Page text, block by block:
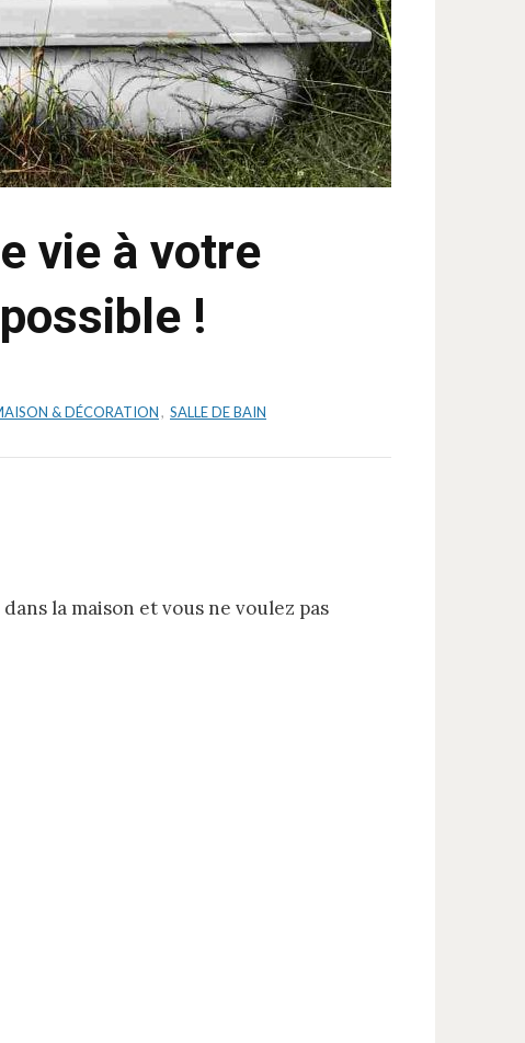
vie à votre
!
& DÉCORATION, SALLE DE BAIN
la maison et vous ne voulez pas